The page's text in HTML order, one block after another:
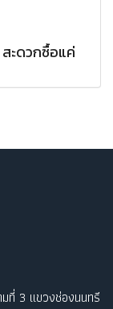
ะดวกซื้อแค่
ที่ 3 แขวงช่องนนทรี